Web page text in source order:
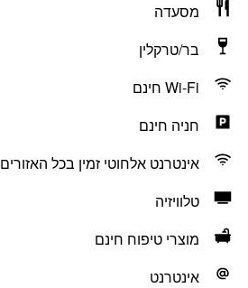
מסעדה
בר/טרקלין
Wi-Fi חינם
חניה חינם
אינטרנט אלחוטי זמין בכל האזורים
טלוויזיה
מוצרי טיפוח חינם
אינטרנט